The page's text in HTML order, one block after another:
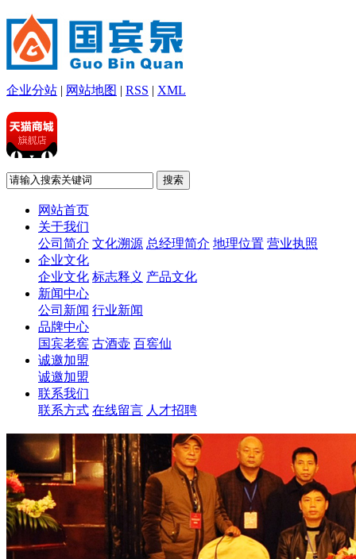
企业分站 | 网站地图 | RSS | XML
网站首页
关于我们
公司简介 文化溯源 总经理简介 地理位置 营业执照
企业文化
企业文化 标志释义 产品文化
新闻中心
公司新闻 行业新闻
品牌中心
国宾老窖 古酒壶 百窖仙
诚邀加盟
诚邀加盟
联系我们
联系方式 在线留言 人才招聘